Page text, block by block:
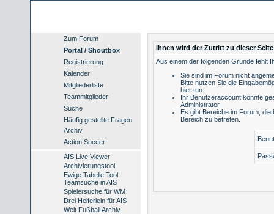
Zum Forum
Portal / Shoutbox
Registrierung
Kalender
Mitgliederliste
Teammitglieder
Suche
Häufig gestellte Fragen
Archiv
Action Soccer
AIS Live Viewer
Archivierungstool
Ewige Tabelle Tool
Teamsuche in AIS
Spielersuche für WM
Drei Helferlein für AIS
Welt Fußball Archiv
Ihnen wird der Zutritt zu dieser
Aus einem der folgenden Gründe fehlt
Sie sind im Forum nicht
Bitte nutzen Sie die
hier tun
Ihr Benutzeraccount könnte
Administrator.
Es gibt Bereiche im Forum,
Bereich zu betreten.